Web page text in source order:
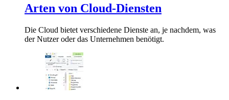
Arten von Cloud-Diensten
Die Cloud bietet verschiedene Dienste an, je nachdem, was
der Nutzer oder das Unternehmen benötigt.